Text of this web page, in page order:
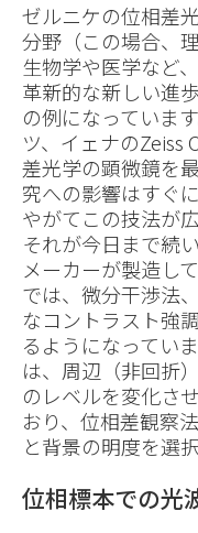
ゼルニケの位相差
分野（この場合、
生物学や医学など
革新的な新しい進
の例になっていま
ツ、イェナのZeiss
差光学の顕微鏡を
究への影響はすぐ
やがてこの技法が
それが今日まで続
メーカーが製造し
では、微分干渉法
なコントラスト強
るようになってい
は、周辺（非回折
のレベルを変化さ
おり、位相差観察
と背景の明度を選
位相標本での光